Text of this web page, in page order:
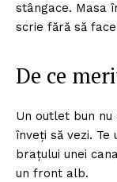
stângace. Masa
scrie fără să
De ce
Un outlet bun
înveți să vezi.
brațului unei
un front alb.